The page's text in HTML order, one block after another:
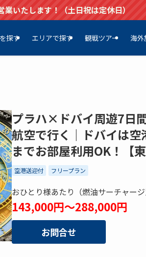
業いたします！（土日祝は定休日）
探す エリアで探す 観戦ツアー 海外
プラハ×ドバイ周遊7日
航空で行く｜ドバイは
までお部屋利用OK！【
空港送迎付 フリープラン
おひとり様あたり（燃油サーチャー
143,000円～288,000円
お問合せ